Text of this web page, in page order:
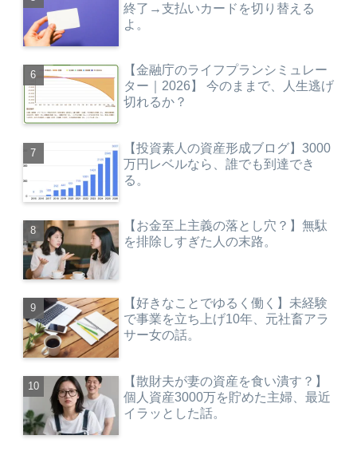
終了→支払いカードを切り替える
よ。
【金融庁のライフプランシミュレー
ター｜2026】 今のままで、人生逃げ
切れるか？
【投資素人の資産形成ブログ】3000
万円レベルなら、誰でも到達でき
る。
【お金至上主義の落とし穴？】無駄
を排除しすぎた人の末路。
【好きなことでゆるく働く】未経験
で事業を立ち上げ10年、元社畜アラ
サー女の話。
【散財夫が妻の資産を食い潰す？】
個人資産3000万を貯めた主婦、最近
イラッとした話。